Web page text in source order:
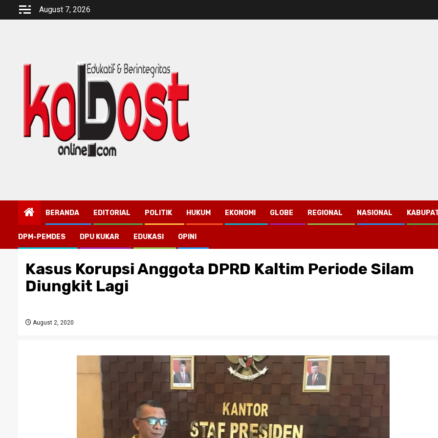
August 7, 2026
BERANDA EDITORIAL POLITIK HUKUM EKONOMI GLOBE REGIONAL NASIONAL
DPM-PEMDES DPU KUKAR EDUKASI OPINI
Kasus Korupsi Anggota DPRD Kaltim Periode Silam
Diungkit Lagi
August 2, 2020
KORTASTIPIDKOR POLRI…?
August 2, 2026